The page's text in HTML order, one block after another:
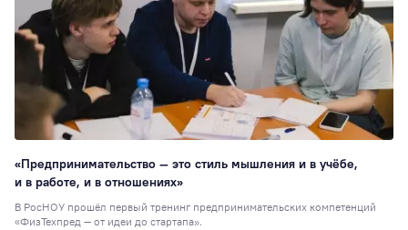
«Предпринимательство — это стиль мышления и в учёбе,
и в работе, и в отношениях»
В РосНОУ прошёл первый тренинг предпринимательских компетенций
«ФизТехпред — от идеи до стартапа».